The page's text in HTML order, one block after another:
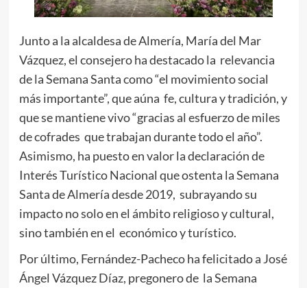
Junto a la alcaldesa de Almería, María del Mar
Vázquez, el consejero ha destacado la relevancia
de la Semana Santa como “el movimiento social
más importante”, que aúna fe, cultura y tradición, y
que se mantiene vivo “gracias al esfuerzo de miles
de cofrades que trabajan durante todo el año”.
Asimismo, ha puesto en valor la declaración de
Interés Turístico Nacional que ostenta la Semana
Santa de Almería desde 2019, subrayando su
impacto no solo en el ámbito religioso y cultural,
sino también en el económico y turístico.
Por último, Fernández-Pacheco ha felicitado a José
Ángel Vázquez Díaz, pregonero de la Semana